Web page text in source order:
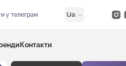
у телеграм Ua
Контакти